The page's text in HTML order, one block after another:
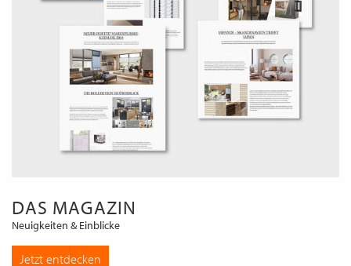
DAS MAGAZIN
Neuigkeiten & Einblicke
Jetzt entdecken